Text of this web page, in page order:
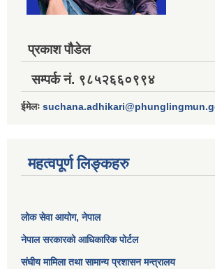
प्रकाश पौडेल
सम्पर्क नं. ९८५२६६०९९४
ईमेलः
महत्वपूर्ण लिङ्कहरु
लोक सेवा आयोग, नेपाल
नेपाल सरकारको आधिकारिक पोर्टल
संघीय मामिला तथा सामान्य प्रशासन मन्त्रालय